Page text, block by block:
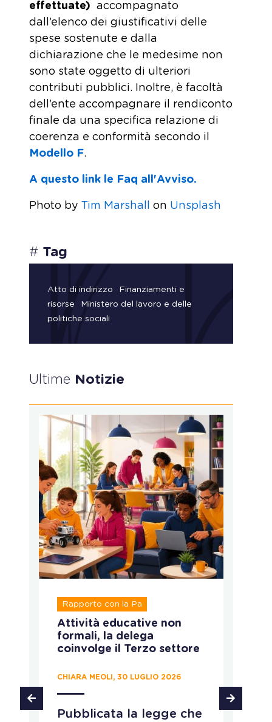
effettuate)
accompagnato
dall’elenco dei giustificativi delle
spese sostenute e dalla
dichiarazione che le medesime non
sono state oggetto di ulteriori
contributi pubblici. Inoltre, è facoltà
dell’ente accompagnare il rendiconto
finale da una specifica relazione di
coerenza e conformità secondo il
Modello F.
A questo link le Faq all'Avviso.
Photo by Tim Marshall on Unsplash
# Tag
Atto di indirizzo
Finanziamenti e
risorse
Ministero del lavoro e delle
politiche sociali
Ultime Notizie
Rapporto con la Pa
Attività educative non
formali, la delega
coinvolge il Terzo settore
CHIARA MEOLI, 30 LUGLIO 2026
Pubblicata la legge che